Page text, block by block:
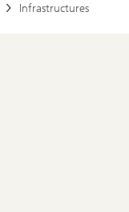
Infrastructures